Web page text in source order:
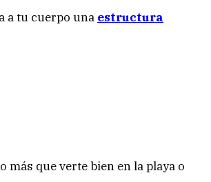
a tu cuerpo una estructura
más que verte bien en la playa o